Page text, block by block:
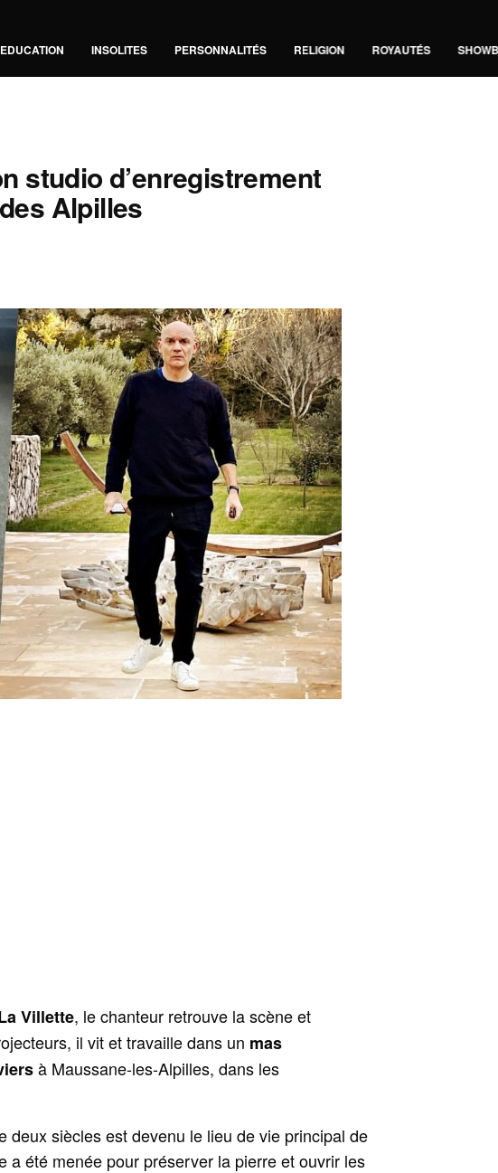
EDUCATION INSOLITES PERSONNALITÉS RELIGION ROYAUTÉS
studio d’enregistrement
Alpilles
Villette, le chanteur retrouve la scène et
il vit et travaille dans un mas
à Maussane‑les‑Alpilles, dans les
deux siècles est devenu le lieu de vie principal de
a été menée pour préserver la pierre et ouvrir les